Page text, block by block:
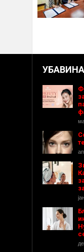
УБАВИНА